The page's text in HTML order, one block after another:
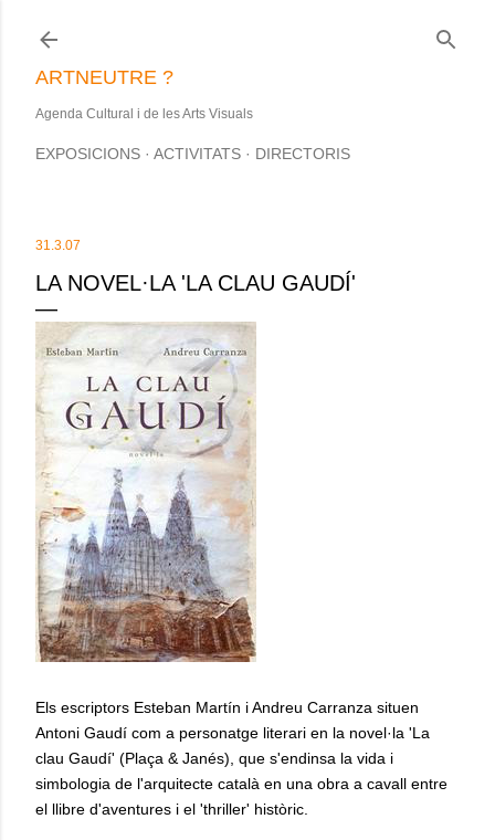
ARTNEUTRE ?
Agenda Cultural i de les Arts Visuals
EXPOSICIONS ACTIVITATS DIRECTORIS
31.3.07
LA NOVEL·LA 'LA CLAU GAUDÍ'
Els escriptors Esteban Martín i Andreu Carranza situen
Antoni Gaudí com a personatge literari en la novel·la 'La
clau Gaudí' (Plaça & Janés), que s'endinsa la vida i
simbologia de l'arquitecte català en una obra a cavall entre
el llibre d'aventures i el 'thriller' històric.